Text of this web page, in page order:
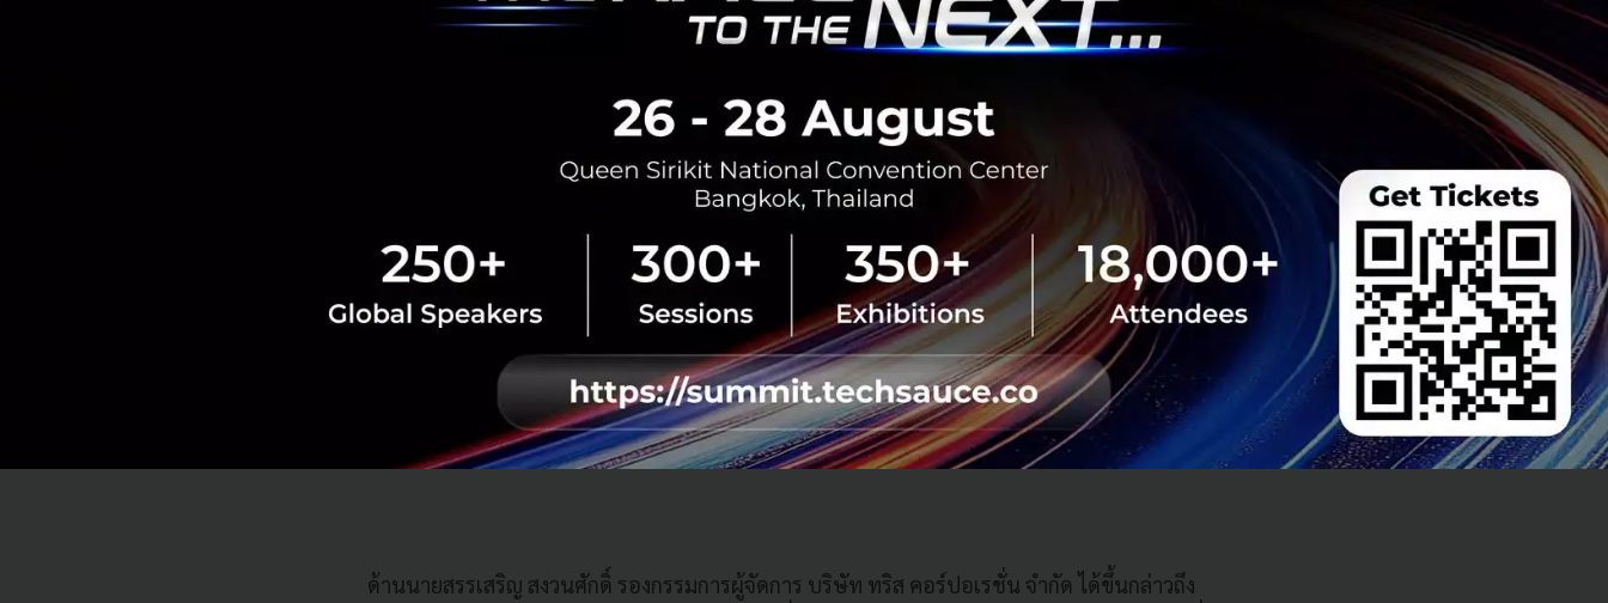
ประกาศใช้กฎหมาย ระเบียบ และข้อบังคับต่างๆ เพื่อให้หน่วยงานภาครัฐนำไปปฏิบัติ ดังนั้นหน่วย
Governance for Government ซึ่งได้ประกาศในราชกิจจานุเบกษาในเดือนมีนาคม 2563 เป็นต้นมา
“ปัจจุบันทั่วโลกขับเคลื่อนด้วยดิจิทัลเกือบทั้งหมดแล้ว และเมื่อพูดถึงดิจิทัลก็ต้องพูดถึงข้อมูล การขับ
เคลื่อนองค์กรด้วยข้อมูลนั้นจึงมีความสำคัญและจำเป็นอย่างยิ่ง โดยเฉพาะปัจจุบันที่เทคโนโลยีมีการ
เปลี่ยนแปลงอย่างรวดเร็ว ดังนั้นหน่วยงานภาครัฐของไทยซึ่งมีหน้าที่ให้บริการประชาชน ต้องตื่นตัว
ในเรื่องนี้ พร้อมขับเคลื่อนองค์กรด้วยข้อมูลที่ทันสมัย ทั้งการใช้ธรรมาภิบาลข้อมูลภาครัฐ การเปิดเผย
ข้อมูล ตลอดจนการวิเคราะห์ข้อมูลและการใช้ประโยชน์จากข้อมูล โดยทุกหน่วยงานภาครัฐต้อง
พัฒนาหน่วยงานเพื่อการให้บริการที่สะดวก โปร่งใส ทันสมัย ตอบโจทย์ประชาชน และเพื่อเป็นการยก
ระดับรัฐบาลดิจิทัลของประเทศไทย”นายสมพร กล่าว
ด้านนายสรรเสริญ สงวนศักดิ์ รองกรรมการผู้จัดการ บริษัท ทริส คอร์ปอเรชั่น จำกัด ได้ขึ้นกล่าวถึง